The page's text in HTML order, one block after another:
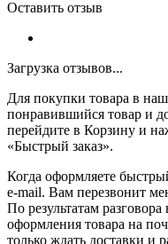
Оставить отзыв
Загрузка отзывов...
Для покупки товара в
понравившийся товар и
перейдите в Корзину и
«Быстрый заказ».
Когда оформляете
e-mail. Вам перезвонит
По результатам
оформления товара на
только ждать доставки и